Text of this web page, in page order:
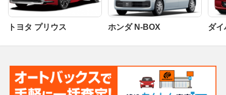
トヨタ プリウス ホンダ N-BOX ダイ